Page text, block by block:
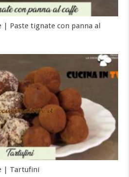
| Paste tignate con panna al
| Tartufini